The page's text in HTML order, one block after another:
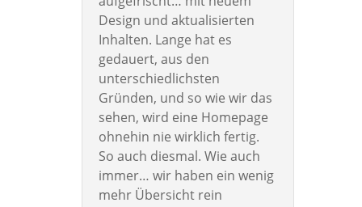
Design und aktualisierten
Inhalten. Lange hat es
gedauert, aus den
unterschiedlichsten
Gründen, und so wie wir das
sehen, wird eine Homepage
ohnehin nie wirklich fertig.
So auch diesmal. Wie auch
immer… wir haben ein wenig
mehr Übersicht rein